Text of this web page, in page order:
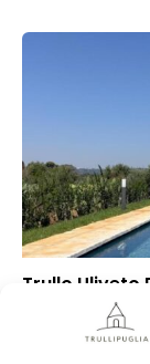
Trullo Uliveto
Punteggio